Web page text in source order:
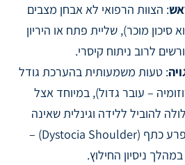
: הצוות הרפואי לא אבחן מצבים
סיכון מוכר), שליית פתח או היריון
לרוב ניתוח קיסרי.
: טעות משמעותית בהערכת גודל
– עובר גדול), במיוחד אצל
להוביל ללידה וגינלית שאינה
אפשרית ולגרום לפרע כתף (Dystocia Shoulder) –
ניסיון החילוץ.